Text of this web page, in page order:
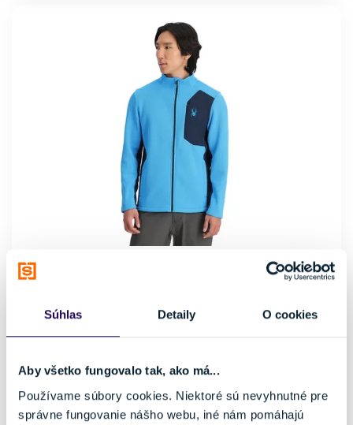
Súhlas Detaily O cookies
Aby všetko fungovalo tak, ako má...
Používame súbory cookies. Niektoré sú nevyhnutné pre
správne fungovanie nášho webu, iné nám pomáhajú
Pohlavie
Pánske
Farba
Modrá
Lyžovanie
Mikina
Značka
Spyder